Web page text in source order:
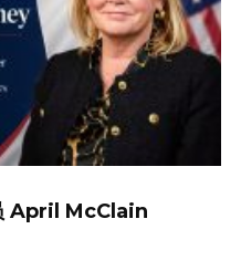
April McClain